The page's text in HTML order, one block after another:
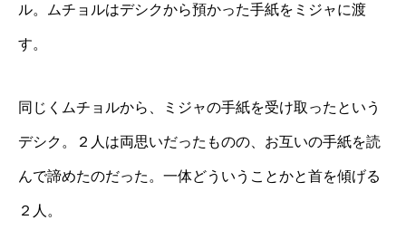
ル。ムチョルはデシクから預かった手紙をミジャに渡
す。
同じくムチョルから、ミジャの手紙を受け取ったという
デシク。２人は両思いだったものの、お互いの手紙を読
んで諦めたのだった。一体どういうことかと首を傾げる
２人。